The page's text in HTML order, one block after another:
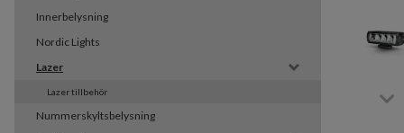
Innerbelysning
Nordic Lights
Lazer
Lazer tillbehör
Nummerskyltsbelysning